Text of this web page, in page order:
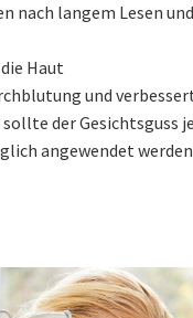
nach langem Lesen
Haut
und
der Gesichtsguss
angewendet werden